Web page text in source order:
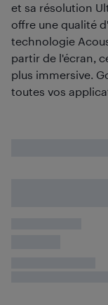
et sa résolution
offre une qualité
technologie
partir de l'écran,
plus immersive.
toutes vos